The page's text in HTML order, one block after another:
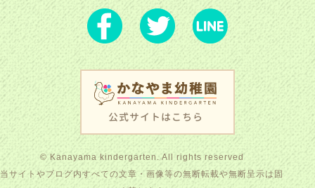
公式サイトはこちら
© Kanayama kindergarten. All rights reserved
当サイトやブログ内すべての文章・画像等の無断転載や無断呈示は固